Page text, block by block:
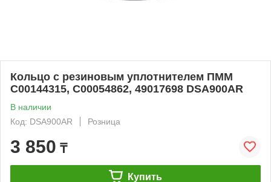
Кольцо с резиновым уплотнителем ПММ
C00144315, C00054862, 49017698 DSA900AR
В наличии
Код: DSA900AR
Розница
3 850 ₸
Купить